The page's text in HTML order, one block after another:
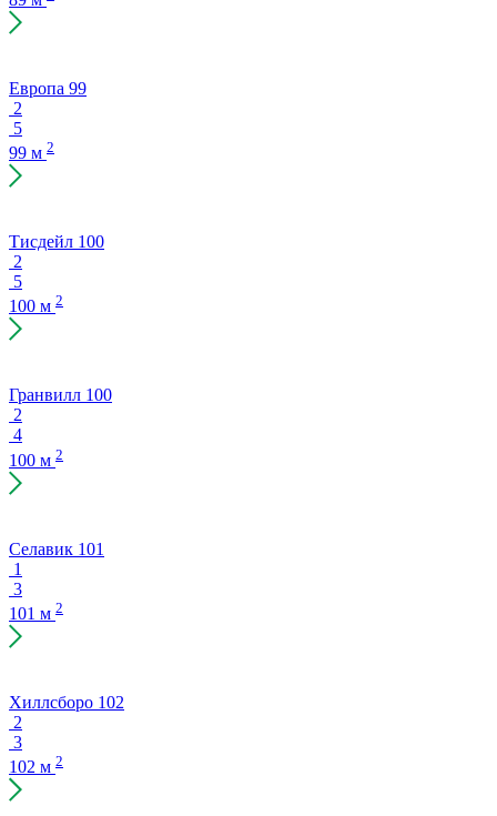
Европа 99
2
5
99 м 2
Тисдейл 100
2
5
100 м 2
Гранвилл 100
2
4
100 м 2
Селавик 101
1
3
101 м 2
Хиллсборо 102
2
3
102 м 2